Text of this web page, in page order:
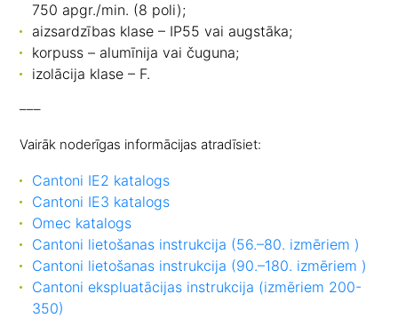
750 apgr./min. (8 poli);
aizsardzības klase – IP55 vai augstāka;
korpuss – alumīnija vai čuguna;
izolācija klase – F.
–––
Vairāk noderīgas informācijas atradīsiet:
Cantoni IE2 katalogs
Cantoni IE3 katalogs
Omec katalogs
Cantoni lietošanas instrukcija (56.–80. izmēriem )
Cantoni lietošanas instrukcija (90.–180. izmēriem )
Cantoni ekspluatācijas instrukcija (izmēriem 200-
350)